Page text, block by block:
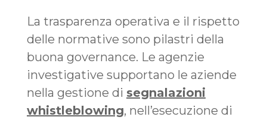
La trasparenza operativa e il rispetto
delle normative sono pilastri della
buona governance. Le agenzie
investigative supportano le aziende
nella gestione di segnalazioni
whistleblowing, nell’esecuzione di